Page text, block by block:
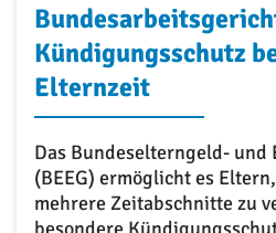
Kündigungsschutz
Elternzeit
Das Bundeselterngeld- und
(BEEG) ermöglicht es
mehrere Zeitabschnitte zu